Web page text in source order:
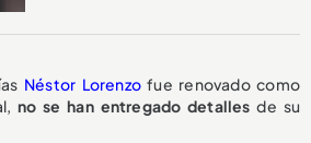
Néstor Lorenzofue renovado como
no se han entregado detalles de su